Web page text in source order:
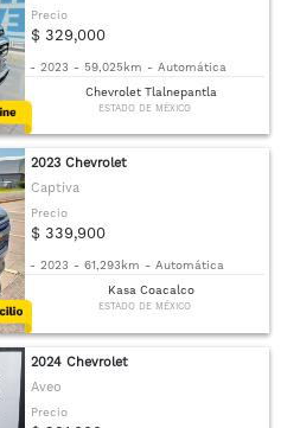
Precio
$ 329,000
- 2023 - 59,025km - Automática
Chevrolet Tlalnepantla
ESTADO DE MÉXICO
2023 Chevrolet
Captiva
Precio
$ 339,900
- 2023 - 61,293km - Automática
Kasa Coacalco
ESTADO DE MÉXICO
2024 Chevrolet
Aveo
Precio